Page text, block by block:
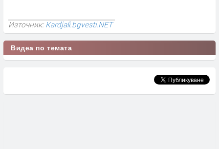
Източник:Kardjali.bgvesti.NET
Видеа по темата